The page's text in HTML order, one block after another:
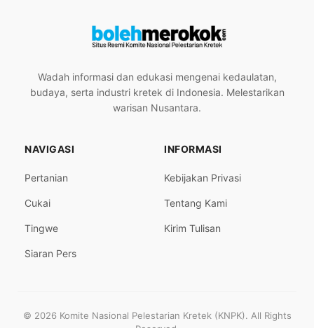
Wadah informasi dan edukasi mengenai kedaulatan,
budaya, serta industri kretek di Indonesia. Melestarikan
warisan Nusantara.
NAVIGASI
Pertanian
Cukai
Tingwe
Siaran Pers
INFORMASI
Kebijakan Privasi
Tentang Kami
Kirim Tulisan
© 2026 Komite Nasional Pelestarian Kretek (KNPK). All Rights